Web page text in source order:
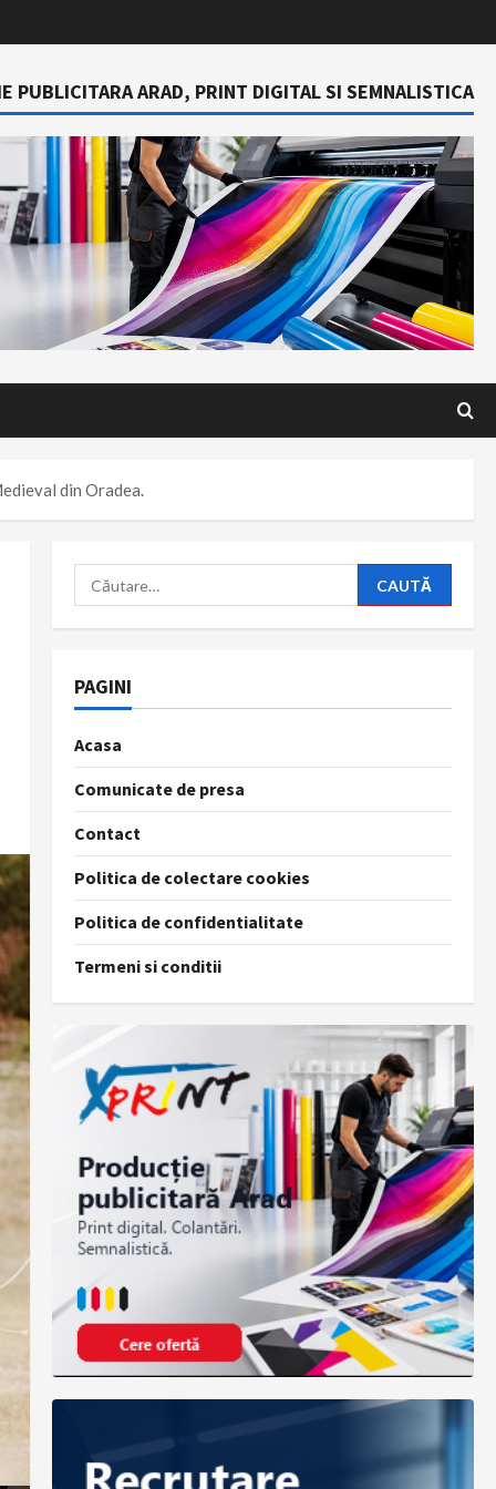
PUBLICITARA ARAD, PRINT DIGITAL SI SEMNALISTICA
din Oradea.
Caută
după:
PAGINI
Acasa
Comunicate de presa
Contact
Politica de colectare cookies
Politica de confidentialitate
Termeni si conditii